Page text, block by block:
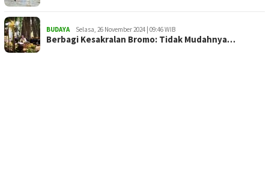
BUDAYA Selasa, 26 November 2024 | 09:46 WIB
Berbagi Kesakralan Bromo: Tidak Mudahnya…